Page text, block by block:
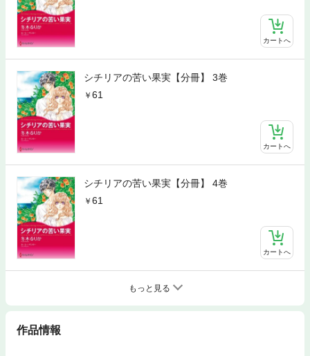
カートへ
シチリアの苦い果実【分冊】 3巻
61
カートへ
シチリアの苦い果実【分冊】 4巻
61
カートへ
もっと見る
作品情報